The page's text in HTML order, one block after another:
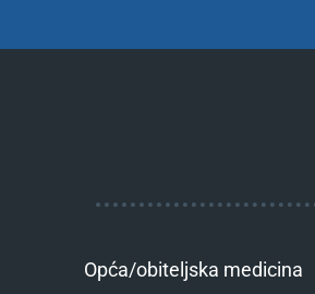
Opća/obiteljska medicina